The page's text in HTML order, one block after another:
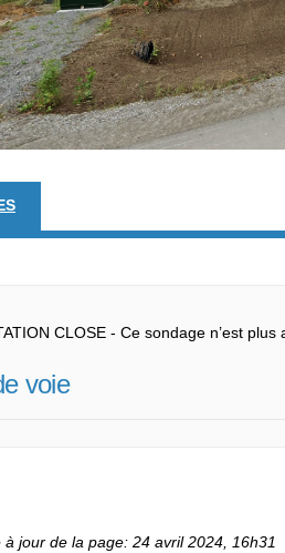
CLOSE - Ce sondage n’est plus
voie
à jour de la page: 24 avril 2024, 16h31